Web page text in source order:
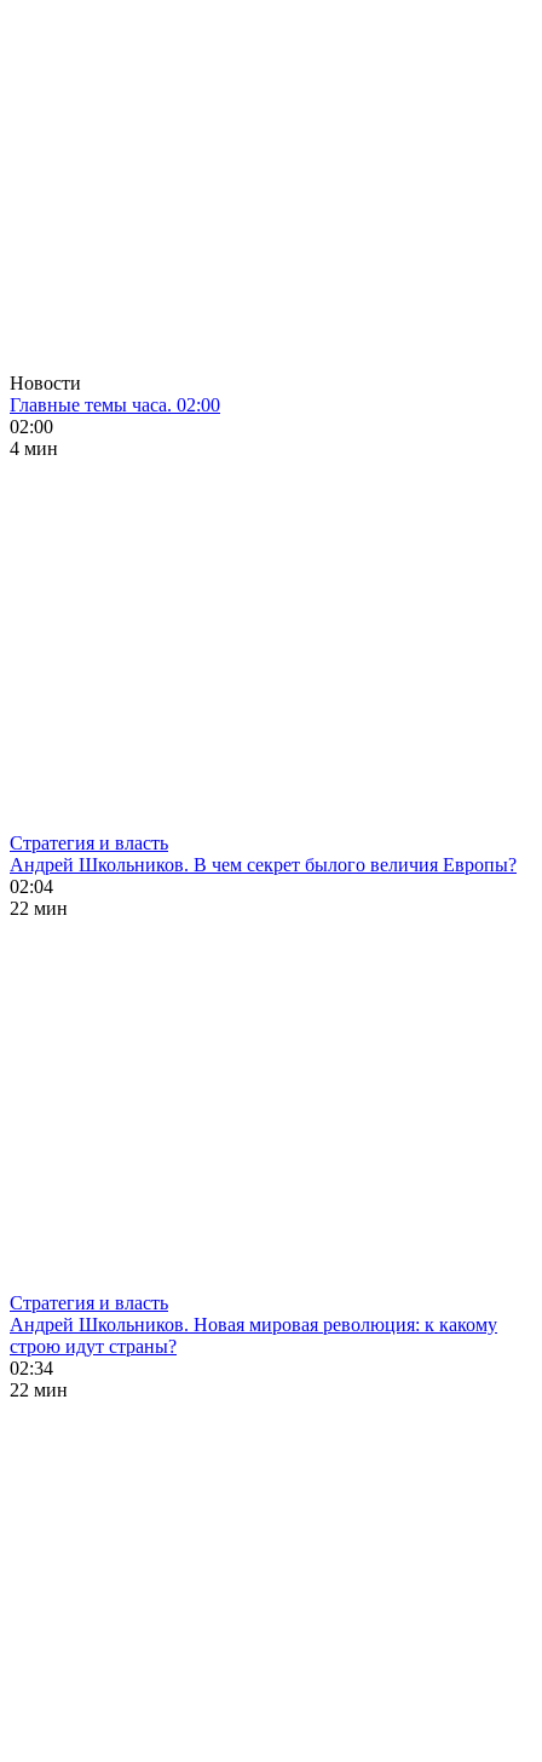
Новости
Главные темы часа. 02:00
02:00
4 мин
Стратегия и власть
Андрей Школьников. В чем секрет былого величия Европы?
02:04
22 мин
Стратегия и власть
Андрей Школьников. Новая мировая революция: к какому
строю идут страны?
02:34
22 мин